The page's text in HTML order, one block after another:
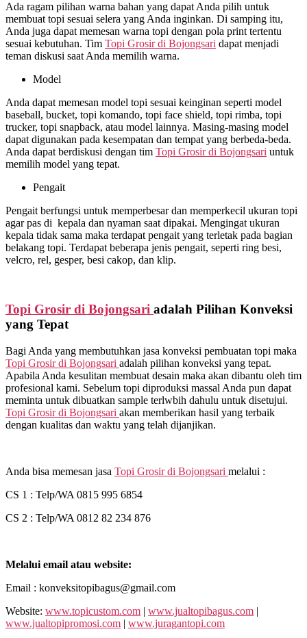
Ada ragam pilihan warna bahan yang dapat Anda pilih untuk
membuat topi sesuai selera yang Anda inginkan. Di samping itu,
Anda juga dapat memesan warna topi dengan pola print tertentu
sesuai kebutuhan. Tim Topi Grosir di Bojongsari dapat menjadi
teman diskusi saat Anda memilih warna.
Model
Anda dapat memesan model topi sesuai keinginan seperti model
baseball, bucket, topi komando, topi face shield, topi rimba, topi
trucker, topi snapback, atau model lainnya. Masing-masing model
dapat digunakan pada kesempatan dan tempat yang berbeda-beda.
Anda dapat berdiskusi dengan tim Topi Grosir di Bojongsari untuk
memilih model yang tepat.
Pengait
Pengait berfungsi untuk memperbesar dan memperkecil ukuran topi
agar pas di kepala dan nyaman saat dipakai. Mengingat ukuran
kepala tidak sama maka terdapat pengait yang terletak pada bagian
belakang topi. Terdapat beberapa jenis pengait, seperti ring besi,
velcro, rel, gesper, besi cakop, dan klip.
Topi Grosir di Bojongsari adalah Pilihan Konveksi
yang Tepat
Bagi Anda yang membutuhkan jasa konveksi pembuatan topi maka
Topi Grosir di Bojongsari adalah pilihan konveksi yang tepat.
Apabila Anda kesulitan membuat desain maka akan dibantu oleh tim
profesional kami. Sebelum topi diproduksi massal Anda pun dapat
meminta untuk dibuatkan sample terlwbih dahulu untuk disetujui.
Topi Grosir di Bojongsari akan memberikan hasil yang terbaik
dengan kualitas dan waktu yang telah dijanjikan.
Anda bisa memesan jasa Topi Grosir di Bojongsari melalui :
CS 1 : Telp/WA 0815 995 6854
CS 2 : Telp/WA 0812 82 234 876
Melalui email atau website:
Email : konveksitopibagus@gmail.com
Website: www.topicustom.com | www.jualtopibagus.com |
www.jualtopipromosi.com | www.juragantopi.com